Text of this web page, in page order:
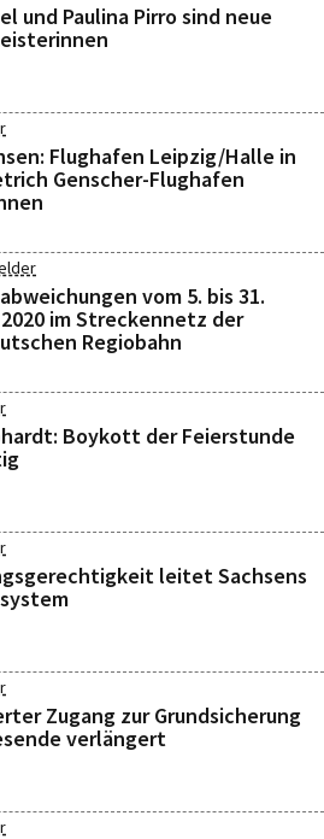
und Paulina Pirro sind neue
Flughafen Leipzig/Halle in
Genscher-Flughafen
vom 5. bis 31.
im Streckennetz der
Regiobahn
Boykott der Feierstunde
leitet Sachsens
Zugang zur Grundsicherung
verlängert